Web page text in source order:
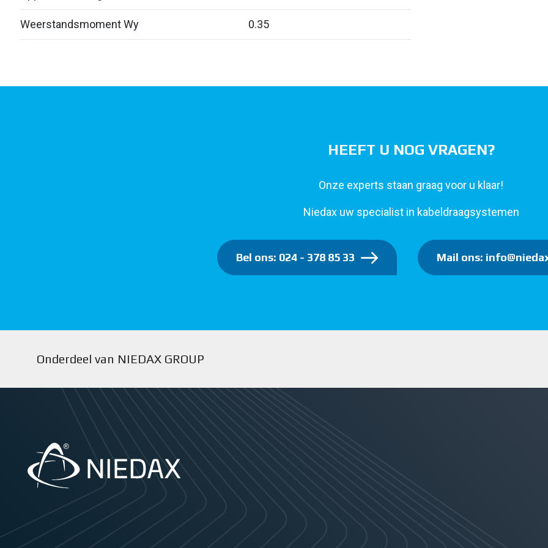
Weerstandsmoment Wy 0.35
HEEFT U NOG VRAGEN?
Onze experts staan graag voor u klaar!
Niedax uw specialist in kabeldraagsystemen
Bel ons: 024 - 378 85 33 Mail ons:
Onderdeel van NIEDAX GROUP